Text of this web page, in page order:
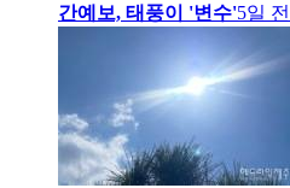
간예보, 태풍이 '변수'5일 전